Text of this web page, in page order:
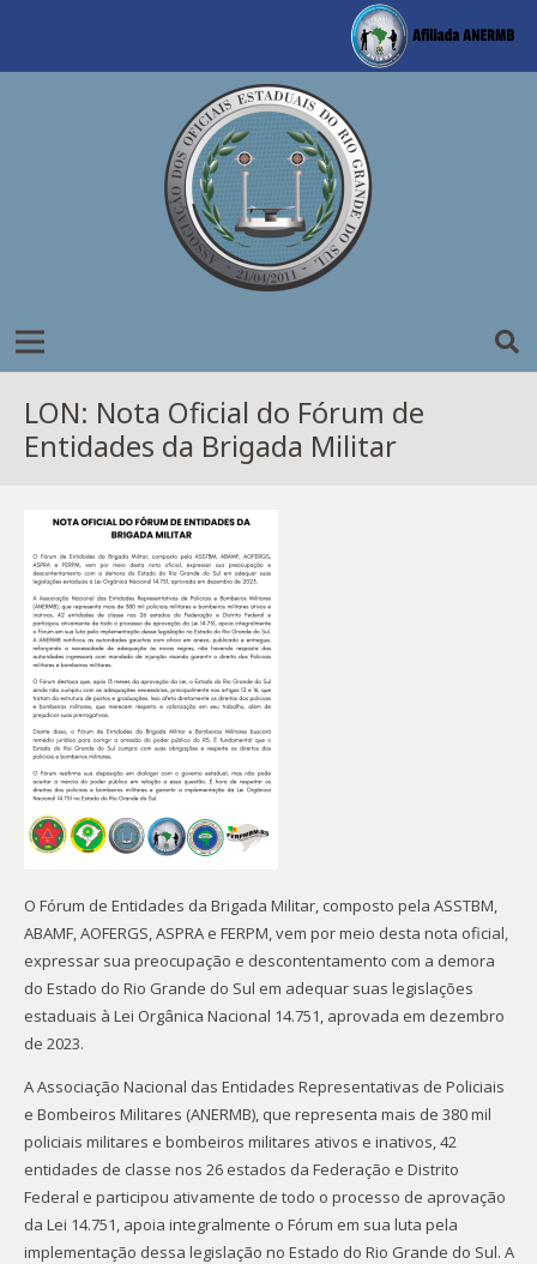
LON: Nota Oficial do Fórum de
Entidades da Brigada Militar
O Fórum de Entidades da Brigada Militar, composto pela ASSTBM,
ABAMF, AOFERGS, ASPRA e FERPM, vem por meio desta nota oficial,
expressar sua preocupação e descontentamento com a demora
do Estado do Rio Grande do Sul em adequar suas legislações
estaduais à Lei Orgânica Nacional 14.751, aprovada em dezembro
de 2023.
A Associação Nacional das Entidades Representativas de Policiais
e Bombeiros Militares (ANERMB), que representa mais de 380 mil
policiais militares e bombeiros militares ativos e inativos, 42
entidades de classe nos 26 estados da Federação e Distrito
Federal e participou ativamente de todo o processo de aprovação
da Lei 14.751, apoia integralmente o Fórum em sua luta pela
implementação dessa legislação no Estado do Rio Grande do Sul. A